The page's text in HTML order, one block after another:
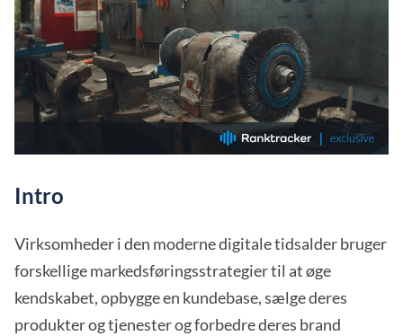
Intro
Virksomheder i den moderne digitale tidsalder bruger
forskellige markedsføringsstrategier til at øge
kendskabet, opbygge en kundebase, sælge deres
produkter og tjenester og forbedre deres brand